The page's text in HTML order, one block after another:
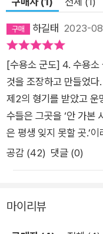
았고 일종의 중간 관리
분자들과 싸우고 있기 때문>이었다. 거장으
들이나 인권 옹호와 평
대한 솔제니찐의 적나
하나다. 이들은 사상 최
수용소에 대해 철저하게 침묵을 지켰
한 작가의 표현력의 결합 『수용소군도』 읽기를 망설이게 하는 또
하나의 이유는 책의 내
문이다. 그러나 옮긴이
비극적인 소재에도 불
와 고발로 일관되어 있
하길태 2023-
[수용소 군도] 4. 수용소
것을 조장하고 만들었
제2의 형기를 받았고 운
수들은 그곳을 ‘안 가본
은 평생 잊지 못할 곳.’이
공감 (42) 댓글 (0)
마이리뷰